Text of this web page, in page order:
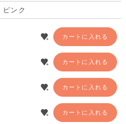
ピンク
カートに入れる
カートに入れる
カートに入れる
カートに入れる